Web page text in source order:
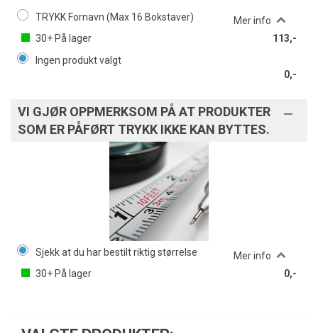
TRYKK Fornavn (Max 16 Bokstaver)
Mer info
30+ På lager
113,-
Ingen produkt valgt
0,-
VI GJØR OPPMERKSOM PÅ AT PRODUKTER
SOM ER PÅFØRT TRYKK IKKE KAN BYTTES.
Sjekk at du har bestilt riktig størrelse
Mer info
30+ På lager 0,-